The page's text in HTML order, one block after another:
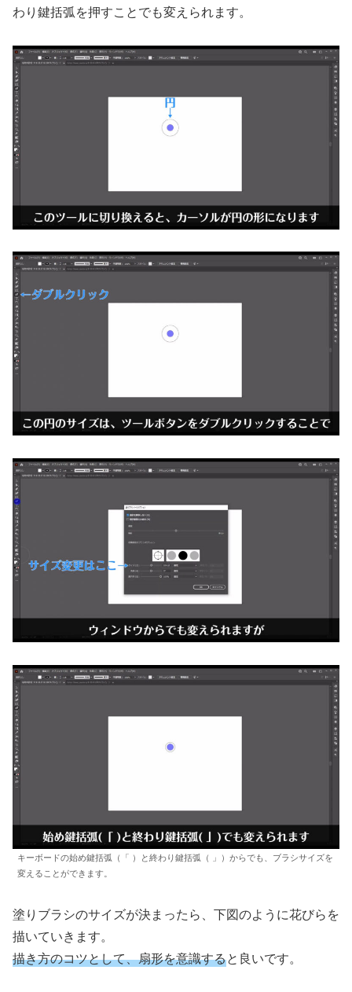
わり鍵括弧を押すことでも変えられます。
キーボードの始め鍵括弧（「 ）と終わり鍵括弧（ 」）からでも、ブラシサイズを
変えることができます。
塗りブラシのサイズが決まったら、下図のように花びらを
描いていきます。
描き方のコツとして、扇形を意識すると良いです。